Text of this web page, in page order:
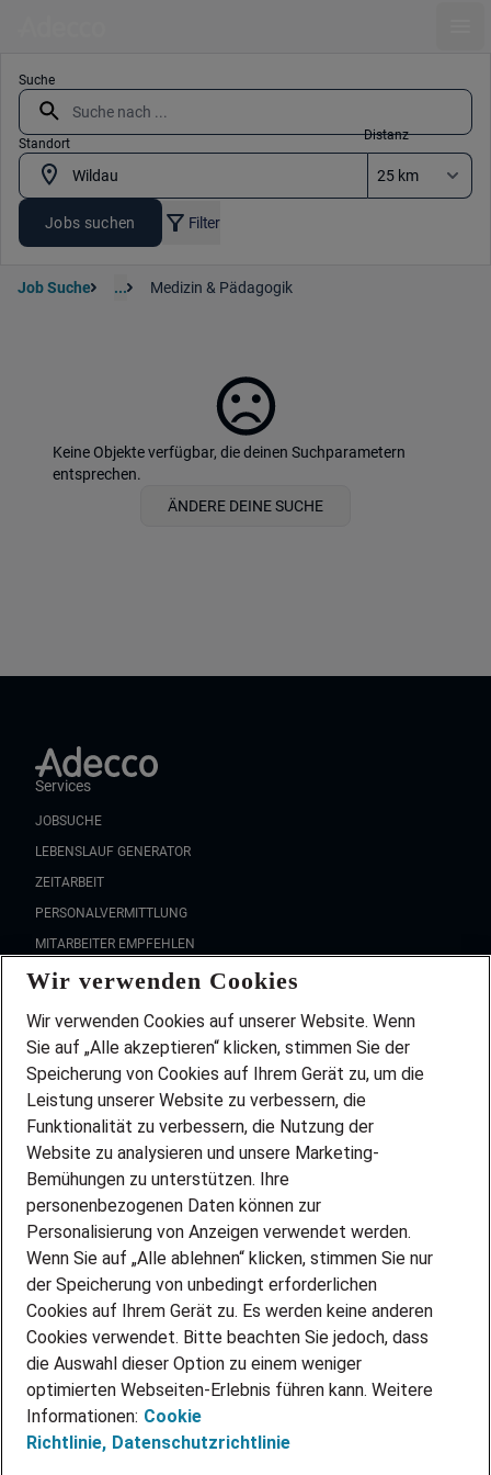
Suche
Standort
Distanz
Jobs suchen Filter
Job Suche ... Medizin & Pädagogik
Keine Objekte verfügbar, die deinen Suchparametern
entsprechen.
ÄNDERE DEINE SUCHE
Services
JOBSUCHE
LEBENSLAUF GENERATOR
ZEITARBEIT
PERSONALVERMITTLUNG
MITARBEITER EMPFEHLEN
FAQ
Wir stellen ein!
DEINE BERUFSGRUPPE
DEINE LEBENSSITUATION
PARTNERSHIP WITH AIRBUS
INITIATIV BEWERBEN
ÜBER UNS
STANDORTE
BLOG
PRESSE
KONTAKT
@Adecco 2026
IMPRESSUM
DATENSCHUTZ
Wir verwenden Cookies
Wir verwenden Cookies auf unserer Website. Wenn
Sie auf „Alle akzeptieren“ klicken, stimmen Sie der
Speicherung von Cookies auf Ihrem Gerät zu, um die
Leistung unserer Website zu verbessern, die
Funktionalität zu verbessern, die Nutzung der
Website zu analysieren und unsere Marketing-
Bemühungen zu unterstützen. Ihre
personenbezogenen Daten können zur
Personalisierung von Anzeigen verwendet werden.
Wenn Sie auf „Alle ablehnen“ klicken, stimmen Sie nur
der Speicherung von unbedingt erforderlichen
Cookies auf Ihrem Gerät zu. Es werden keine anderen
Cookies verwendet. Bitte beachten Sie jedoch, dass
die Auswahl dieser Option zu einem weniger
optimierten Webseiten-Erlebnis führen kann. Weitere
Informationen: Cookie
Richtlinie, Datenschutzrichtlinie